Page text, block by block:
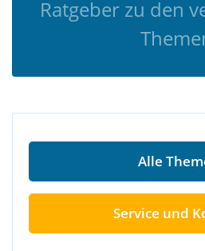
Ratgeber zu den
Alle
Service und